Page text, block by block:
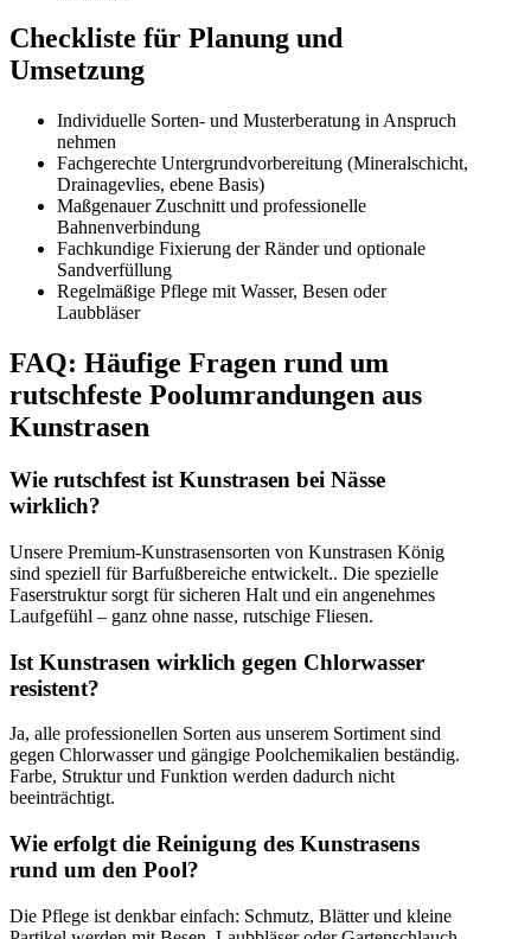
Checkliste für Planung und
Umsetzung
Individuelle Sorten- und Musterberatung in Anspruch
nehmen
Fachgerechte Untergrundvorbereitung (Mineralschicht,
Drainagevlies, ebene Basis)
Maßgenauer Zuschnitt und professionelle
Bahnenverbindung
Fachkundige Fixierung der Ränder und optionale
Sandverfüllung
Regelmäßige Pflege mit Wasser, Besen oder
Laubbläser
FAQ: Häufige Fragen rund um
rutschfeste Poolumrandungen aus
Kunstrasen
Wie rutschfest ist Kunstrasen bei Nässe
wirklich?
Unsere Premium-Kunstrasensorten von Kunstrasen König
sind speziell für Barfußbereiche entwickelt.. Die spezielle
Faserstruktur sorgt für sicheren Halt und ein angenehmes
Laufgefühl – ganz ohne nasse, rutschige Fliesen.
Ist Kunstrasen wirklich gegen Chlorwasser
resistent?
Ja, alle professionellen Sorten aus unserem Sortiment sind
gegen Chlorwasser und gängige Poolchemikalien beständig.
Farbe, Struktur und Funktion werden dadurch nicht
beeinträchtigt.
Wie erfolgt die Reinigung des Kunstrasens
rund um den Pool?
Die Pflege ist denkbar einfach: Schmutz, Blätter und kleine